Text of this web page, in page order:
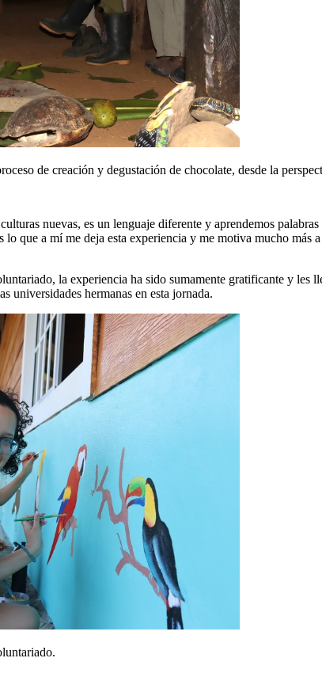
de creación y degustación de chocolate, desde la
nuevas, es un lenguaje diferente y aprendemos
lo que a mí me deja esta experiencia y me motiva mucho
la experiencia ha sido sumamente gratificante y
universidades hermanas en esta jornada.